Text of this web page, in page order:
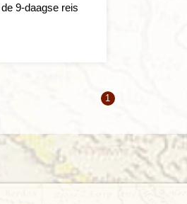
9-daagse reis
1